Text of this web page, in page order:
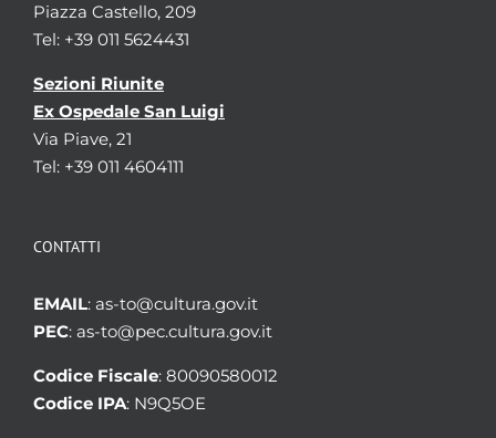
Piazza Castello, 209
Tel: +39 011 5624431
Sezioni Riunite
Ex Ospedale San Luigi
Via Piave, 21
Tel: +39 011 4604111
CONTATTI
EMAIL: as-to@cultura.gov.it
PEC: as-to@pec.cultura.gov.it
Codice Fiscale: 80090580012
Codice IPA: N9Q5OE